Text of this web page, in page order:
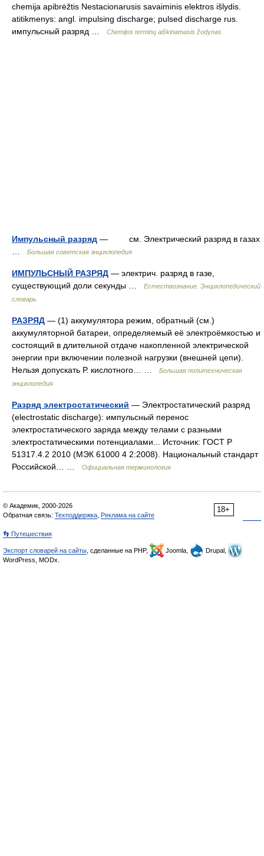
chemija apibrėžtis Nestacionarusis savaiminis elektros išlydis.
atitikmenys: angl. impulsing discharge; pulsed discharge rus.
импульсный разряд …
Chemijos terminų aiškinamasis žodynas
Импульсный разряд — см. Электрический разряд в газах
Большая советская энциклопедия
ИМПУЛЬСНЫЙ РАЗРЯД — электрич. разряд в газе,
существующий доли секунды …
Естествознание. Энциклопедический
словарь
РАЗРЯД — (1) аккумулятора режим, обратный (см.)
аккумуляторной батареи, определяемый её электроёмкостью и
состоящий в длительной отдаче накопленной электрической
энергии при включении полезной нагрузки (внешней цепи).
Нельзя допускать Р. кислотного… …
Большая политехническая
энциклопедия
Разряд электростатический — Электростатический разряд
(electrostatic discharge): импульсный перенос
электростатического заряда между телами с разными
электростатическими потенциалами... Источник: ГОСТ Р
51317.4.2 2010 (МЭК 61000 4 2:2008). Национальный стандарт
Российской… …
Официальная терминология
18+
© Академик, 2000-2026
Обратная связь: Техподдержка Реклама на сайте
👣 Путешествия
Экспорт словарей на сайты , сделанные на PHP, Joomla,
Drupal,
WordPress, MODx.